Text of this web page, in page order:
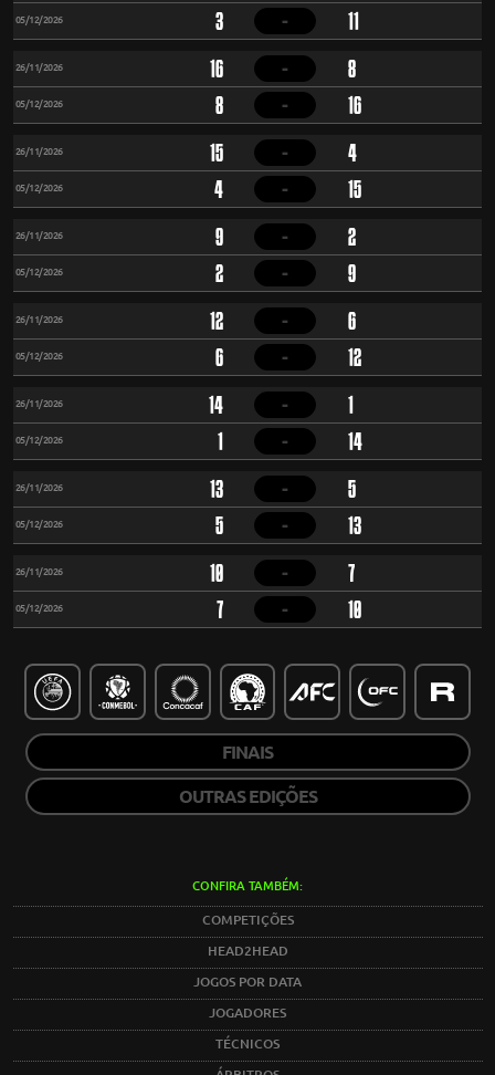
05/12/2026 3 - 11
26/11/2026 16 - 8
05/12/2026 8 - 16
26/11/2026 15 - 4
05/12/2026 4 - 15
26/11/2026 9 - 2
05/12/2026 2 - 9
26/11/2026 12 - 6
05/12/2026 6 - 12
26/11/2026 14 - 1
05/12/2026 1 - 14
26/11/2026 13 - 5
05/12/2026 5 - 13
26/11/2026 10 - 7
05/12/2026 7 - 10
FINAIS
OUTRAS EDIÇÕES
CONFIRA TAMBÉM:
COMPETIÇÕES
HEAD2HEAD
JOGOS POR DATA
JOGADORES
TÉCNICOS